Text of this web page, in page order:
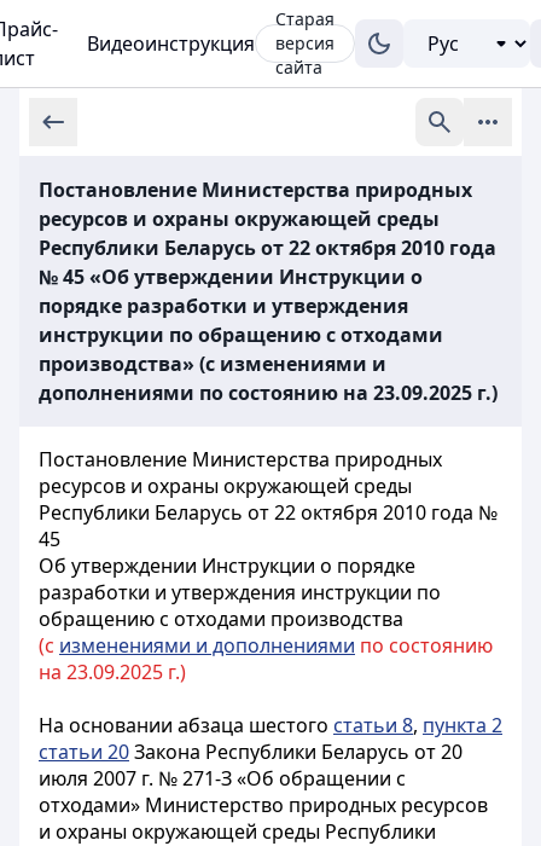
Видеоинструкция
Старая
версия
сайта
Постановление Министерства природных
ресурсов и охраны окружающей среды
Республики Беларусь от 22 октября 2010 года
№ 45 «Об утверждении Инструкции о
порядке разработки и утверждения
инструкции по обращению с отходами
производства» (с изменениями и
дополнениями по состоянию на 23.09.2025 г.)
Постановление Министерства природных
ресурсов и охраны окружающей среды
Республики Беларусь от 22 октября 2010 года №
45
Об утверждении Инструкции о порядке
разработки и утверждения инструкции по
обращению с отходами производства
(с изменениями и дополнениями по состоянию
на 23.09.2025 г.)
На основании абзаца шестого статьи 8, пункта 2
статьи 20Закона Республики Беларусь от 20
июля 2007 г. № 271-З «Об обращении с
отходами» Министерство природных ресурсов
и охраны окружающей среды Республики